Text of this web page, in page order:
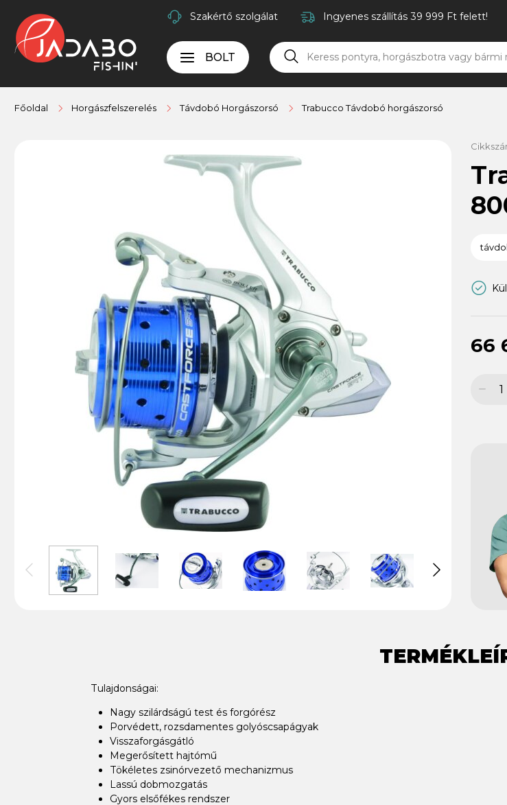
Szakértő szolgálat Ingyenes szállítás 39 999 Ft felett!
BOLT
Főoldal Horgászfelszerelés Távdobó Horgászorsó Trabucco Távdobó horgászorsó
66
Tulajdonságai:
Nagy szilárdságú test és forgórész
Porvédett, rozsdamentes golyóscsapágyak
Visszaforgásgátló
Megerősített hajtómű
Tökéletes zsinórvezető mechanizmus
Lassú dobmozgatás
Gyors elsőfékes rendszer